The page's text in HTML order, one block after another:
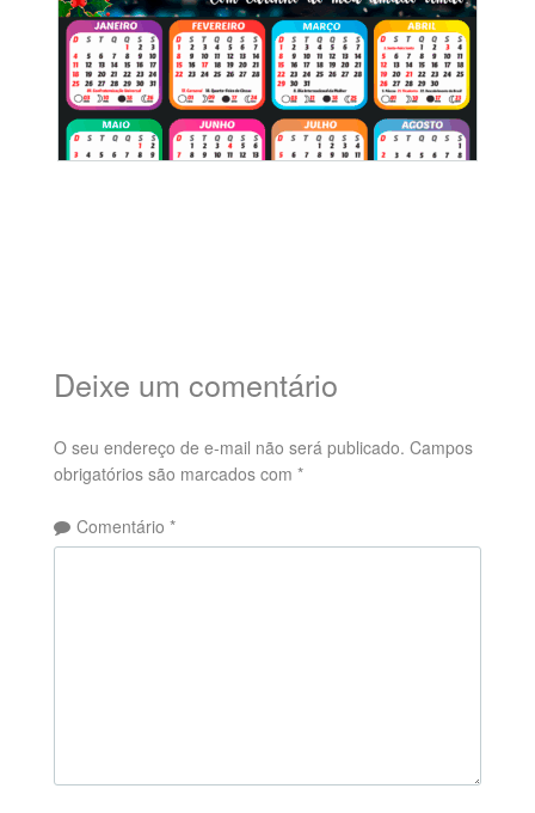
Deixe um comentário
O seu endereço de e-mail não será publicado. Campos
obrigatórios são marcados com *
Comentário *